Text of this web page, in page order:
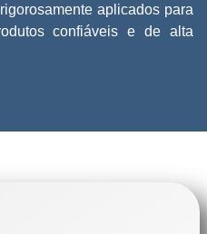
aplicados para
confiáveis e de alta